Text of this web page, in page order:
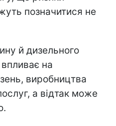
позначитися не
й дизельного
на
виробництва
а відтак може